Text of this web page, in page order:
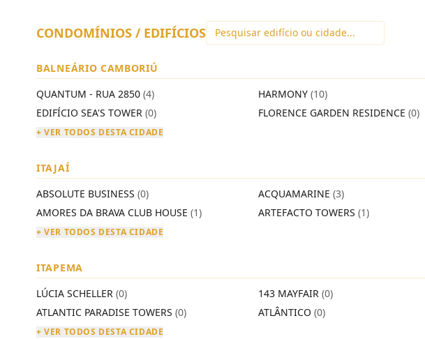
CONDOMÍNIOS / EDIFÍCIOS
BALNEÁRIO CAMBORIÚ
QUANTUM - RUA 2850 (4) HARMONY (10)
EDIFÍCIO SEA'S TOWER (0) FLORENCE GARDEN RESIDENCE (0)
+ VER TODOS DESTA CIDADE
ITAJAÍ
ABSOLUTE BUSINESS (0) ACQUAMARINE (3)
AMORES DA BRAVA CLUB HOUSE (1) ARTEFACTO TOWERS (1)
+ VER TODOS DESTA CIDADE
ITAPEMA
LÚCIA SCHELLER (0) 143 MAYFAIR (0)
ATLANTIC PARADISE TOWERS (0) ATLÂNTICO (0)
+ VER TODOS DESTA CIDADE